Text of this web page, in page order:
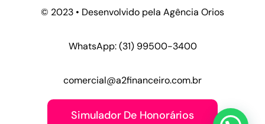
© 2023 • Desenvolvido pela Agência Orios
WhatsApp:(31) 99500-3400
comercial@a2financeiro.com.br
Simulador De Honorários